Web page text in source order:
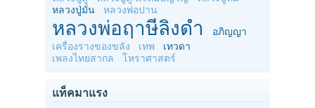
หลวงปู่มั่น
หลวงพ่อปาน
หลวงพ่อฤาษีลิงดำ
อภิญญา
เครื่องรางของขลัง
เทพ
เทวดา
เพลงไทยสากล
โหราศาสตร์
แท็คมาแรง